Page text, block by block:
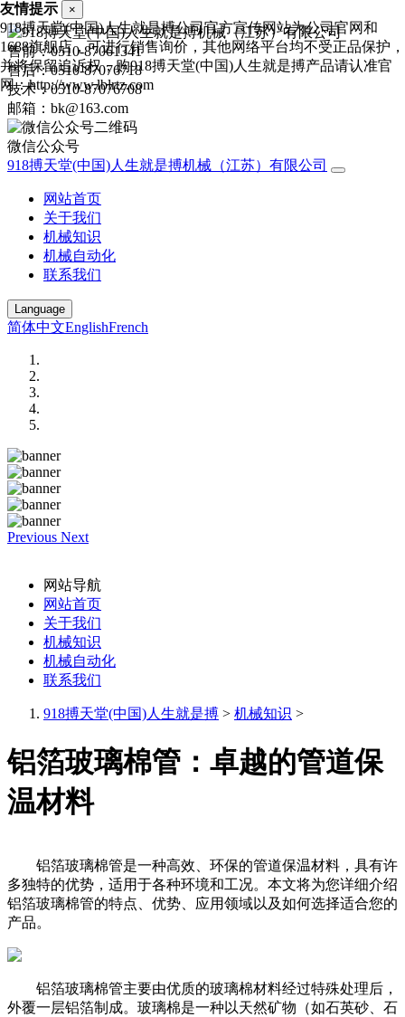
售前：0510-87061341
售后：0510-87076718
技术：0510-87076708
邮箱：bk@163.com
微信公众号
918搏天堂(中国)人生就是搏机械（江苏）有限公司
网站首页
关于我们
机械知识
机械自动化
联系我们
Language
简体中文EnglishFrench
Previous Next
网站导航
网站首页
关于我们
机械知识
机械自动化
联系我们
918搏天堂(中国)人生就是搏 > 机械知识 >
铝箔玻璃棉管：卓越的管道保
温材料
铝箔玻璃棉管是一种高效、环保的管道保温材料，具有许
多独特的优势，适用于各种环境和工况。本文将为您详细介绍
铝箔玻璃棉管的特点、优势、应用领域以及如何选择适合您的
产品。
铝箔玻璃棉管主要由优质的玻璃棉材料经过特殊处理后，
外覆一层铝箔制成。玻璃棉是一种以天然矿物（如石英砂、石
友情提示 ×
918搏天堂(中国)人生就是搏公司官方宣传网站为公司官网和
1688旗舰店，可进行销售询价，其他网络平台均不受正品保护，
并将保留追诉权，购918搏天堂(中国)人生就是搏产品请认准官
网：http://www.lblrtz.com